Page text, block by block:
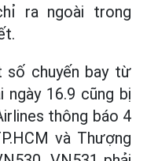
ra ngoài trong
số chuyến bay từ
16.9 cũng bị
thông báo 4
và Thượng